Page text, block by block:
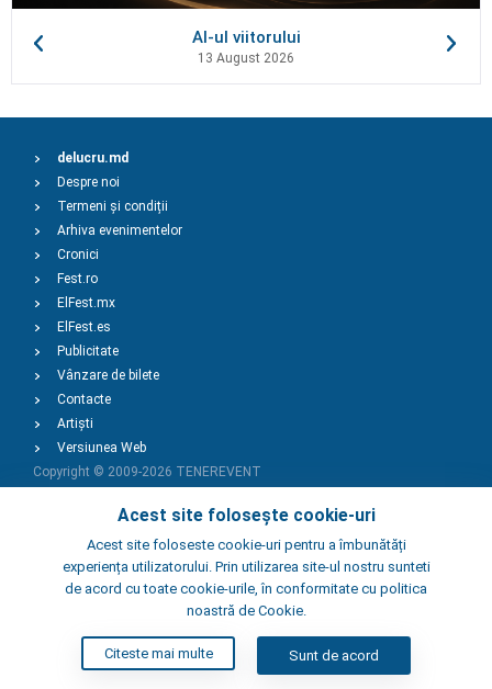
AI-ul viitorului
13 August 2026
Acest site folosește cookie-uri
Acest site foloseste cookie-uri pentru a îmbunătăți
experiența utilizatorului. Prin utilizarea site-ul nostru sunteti
de acord cu toate cookie-urile, în conformitate cu politica
noastră de Cookie.
Citeste mai multe Sunt de acord
delucru.md
Despre noi
Termeni și condiții
Arhiva evenimentelor
Cronici
Fest.ro
ElFest.mx
ElFest.es
Publicitate
Vânzare de bilete
Contacte
Artiști
Versiunea Web
Copyright © 2009-2026 TENEREVENT
Adaugă Eveniment
Adaugă Local